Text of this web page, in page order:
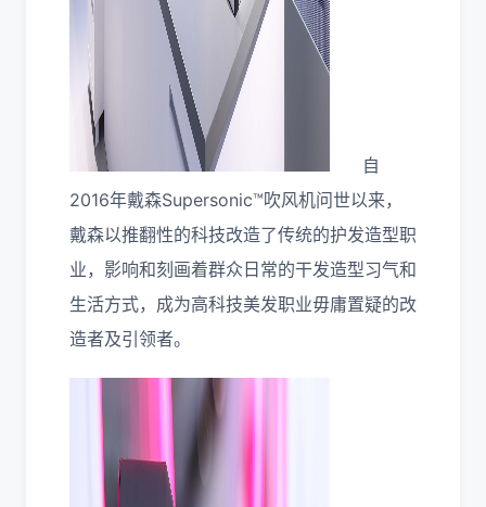
自
2016年戴森Supersonic™吹风机问世以来，
戴森以推翻性的科技改造了传统的护发造型职
业，影响和刻画着群众日常的干发造型习气和
生活方式，成为高科技美发职业毋庸置疑的改
造者及引领者。